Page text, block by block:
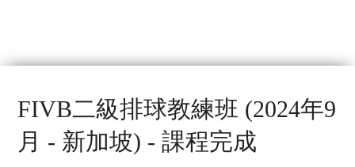
FIVB二級排球教練班 (2024年9
月 - 新加坡) - 課程完成